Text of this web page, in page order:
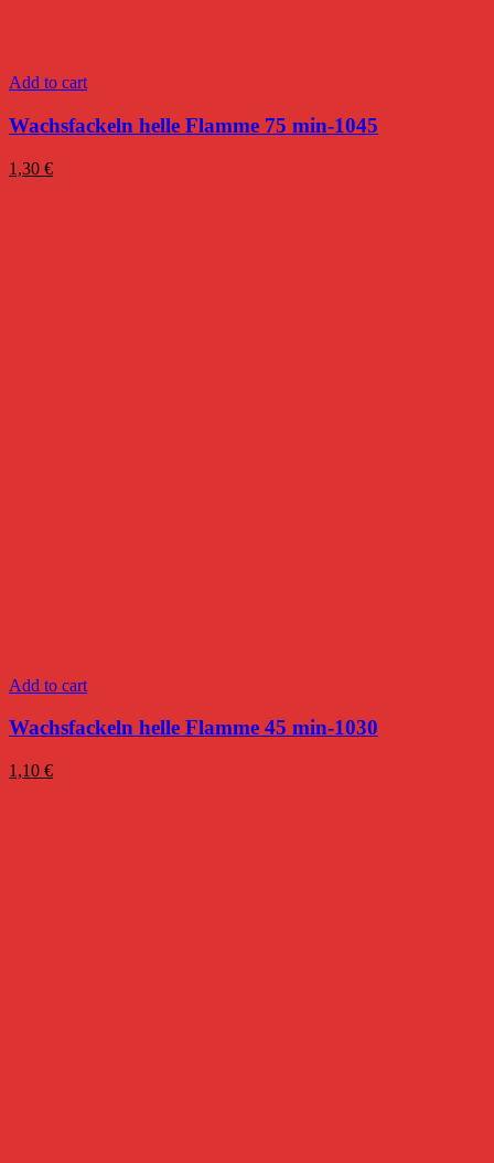
Add to cart
Wachsfackeln helle Flamme 75 min-1045
1,30 €
Add to cart
Wachsfackeln helle Flamme 45 min-1030
1,10 €